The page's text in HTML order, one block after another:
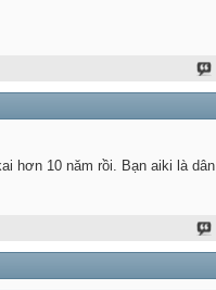
hơn 10 năm rồi. Bạn aiki là